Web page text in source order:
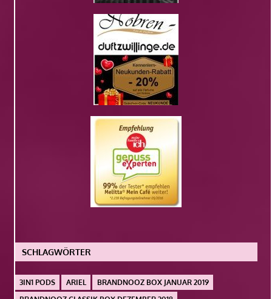
SCHLAGWÖRTER
3IN1 PODS ARIEL
BRANDNOOZ BOX JANUAR 2019